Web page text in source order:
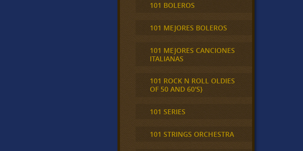
101 BOLEROS
101 MEJORES BOLEROS
101 MEJORES CANCIONES
ITALIANAS
101 ROCK N ROLL OLDIES
OF 50 AND 60'S}
101 SERIES
101 STRINGS ORCHESTRA